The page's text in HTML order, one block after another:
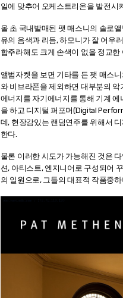
일에 맞추어 오케스트리온을 발전시
올 초 국내발매된 팻 매스니의 솔로
유의 음색과 리듬, 하모니가 잘 어우
합주라해도 크게 손색이 없을 정교
앨범자켓을 보면 기타를 든 팻 매스
와 비브라폰을 제외하면 대부분의
에너지를 자기에너지를 통해 기계
을 하고 디지털 퍼포머(Digital
데, 현장감있는 랜덤연주를 위해서
한다.
물론 이러한 시도가 가능해진 것은
션, 아티스트, 엔지니어로 구성되어
의 일원으로, 그들의 대표적 작품중